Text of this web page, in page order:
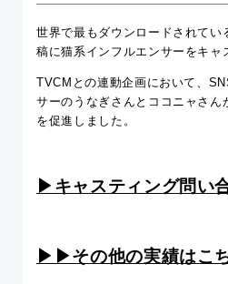
世界で最もダウンロードされてい
稿に猫系インフルエンサーをキャ
TVCMとの連動企画において、
サーのうなぎさんとココニャさん
を促進しました。
▶︎キャスティング問い
▶︎▶︎その他の実績はこ